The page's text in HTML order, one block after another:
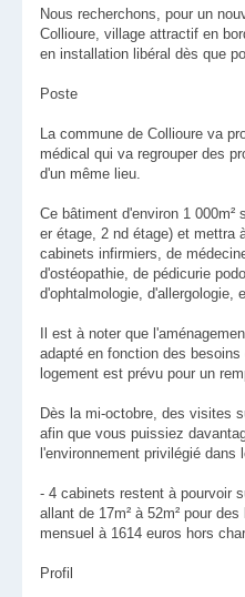
Nous recherchons, pour un
Collioure, village attractif en
en installation libéral dès que
Poste
La commune de Collioure va
médical qui va regrouper des
d'un même lieu.
Ce bâtiment d'environ 1 000m²
er étage, 2 nd étage) et mettra
cabinets infirmiers, de
d'ostéopathie, de pédicurie
d'ophtalmologie, d'allergologie,
Il est à noter que
adapté en fonction des
logement est prévu pour un
Dès la mi-octobre, des visites
afin que vous puissiez
l'environnement privilégié dans
- 4 cabinets restent à pourvoir
allant de 17m² à 52m² pour
mensuel à 1614 euros hors
Profil